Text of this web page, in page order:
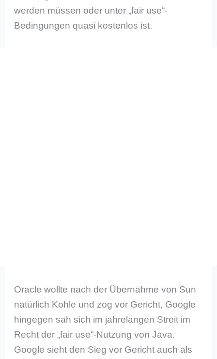
werden müssen oder unter „fair use“-
Bedingungen quasi kostenlos ist.
Oracle wollte nach der Übernahme von Sun
natürlich Kohle und zog vor Gericht, Google
hingegen sah sich im jahrelangen Streit im
Recht der „fair use“-Nutzung von Java.
Google sieht den Sieg vor Gericht auch als